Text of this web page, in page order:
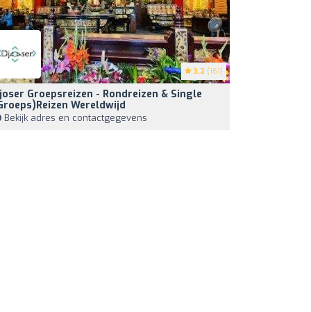
3.2 (161)
Groepsreizen - Rondreizen & Single
Wereldwijd
Bekijk adres en contactgegevens